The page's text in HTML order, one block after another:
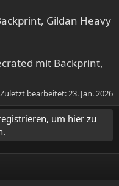
Gildan Heavy
mit Backprint,
Zuletzt bearbeitet:23. Jan. 2026
um hier zu